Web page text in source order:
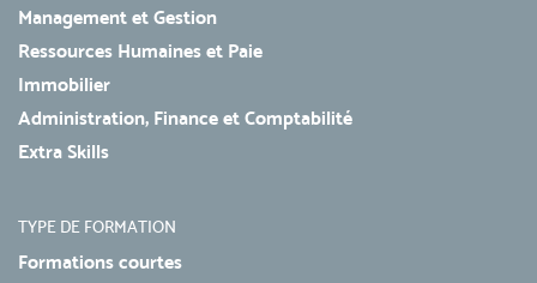
Management et Gestion
Ressources Humaines et Paie
Immobilier
Administration, Finance et Comptabilité
Extra Skills
TYPE DE FORMATION
Formations courtes